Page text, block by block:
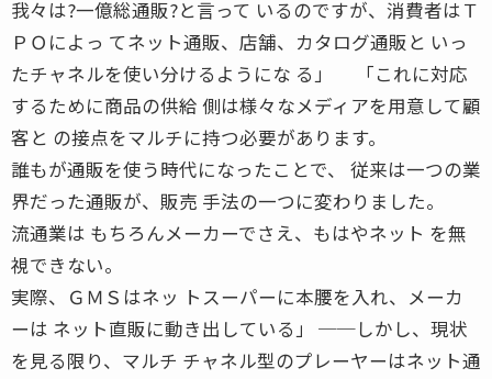
我々は?一億総通販?と言って いるのですが、消費者はＴ
ＰＯによっ てネット通販、店舗、カタログ通販と いっ
たチャネルを使い分けるようにな る」 「これに対応
するために商品の供給 側は様々なメディアを用意して顧
客と の接点をマルチに持つ必要があります。
誰もが通販を使う時代になったことで、 従来は一つの業
界だった通販が、販売 手法の一つに変わりました。
流通業は もちろんメーカーでさえ、もはやネット を無
視できない。
実際、ＧＭＳはネッ トスーパーに本腰を入れ、メーカ
ーは ネット直販に動き出している」 ──しかし、現状
を見る限り、マルチ チャネル型のプレーヤーはネット通